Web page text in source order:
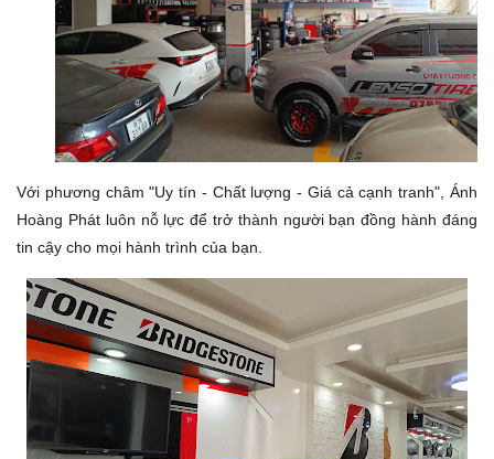
Với phương châm "Uy tín - Chất lượng - Giá cả cạnh tranh", Ánh
Hoàng Phát luôn nỗ lực để trở thành người bạn đồng hành đáng
tin cậy cho mọi hành trình của bạn.